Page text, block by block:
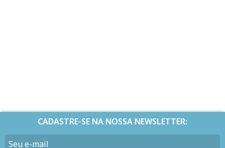
CADASTRE-SE NA NOSSA NEWSLETTER: